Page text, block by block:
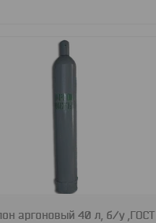
аргоновый 40 л, б/у ,ГОСТ